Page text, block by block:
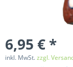
6,95 € *
inkl. MwSt.zzgl.